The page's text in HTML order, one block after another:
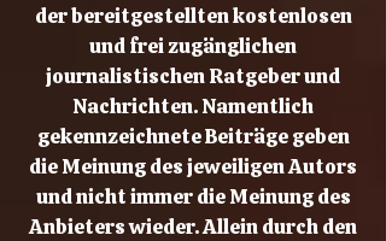
der bereitgestellten kostenlosen
und frei zugänglichen
journalistischen Ratgeber und
Nachrichten. Namentlich
gekennzeichnete Beiträge geben
die Meinung des jeweiligen Autors
und nicht immer die Meinung des
Anbieters wieder. Allein durch den